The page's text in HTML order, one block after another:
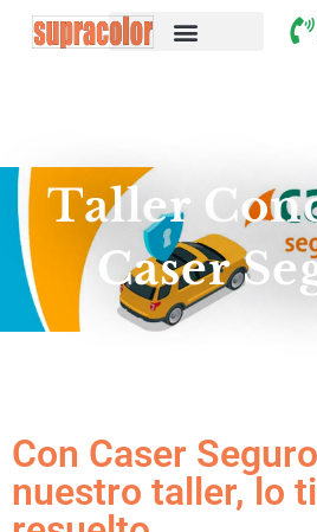
contenido
Taller
Caser
Con Caser
nuestro taller, lo